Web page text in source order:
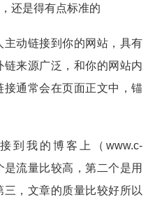
还是得有点标准的
动链接到你的网站，具有
来源广泛，和你的网站内
通常会在页面正文中，锚
到我的博客上（www.c-
流量比较高，第二个是用
，文章的质量比较好所以